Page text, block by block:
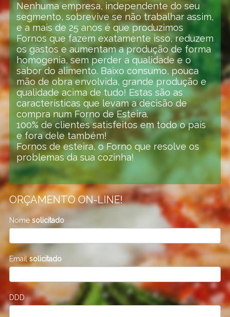
Nenhuma empresa, independente do seu
segmento, sobrevive se não trabalhar assim,
e a mais de 25 anos é que produzimos
Fornos que fazem exatamente isso, reduzem
os gastos e aumentam a produção de forma
homogenia, sem perder a qualidade e o
sabor do alimento. Baixo consumo, pouca
mão de obra envolvida, grande produção e
qualidade acima de tudo! Estas são as
características que levam a decisão de
compra num Forno de Esteira.
100% de clientes satisfeitos em todo o país
e fora dele também!
Fornos de esteira, o Forno que resolve os
problemas da sua cozinha!
ORÇAMENTO ON-LINE!
Nome solicitado
Email solicitado
DDD